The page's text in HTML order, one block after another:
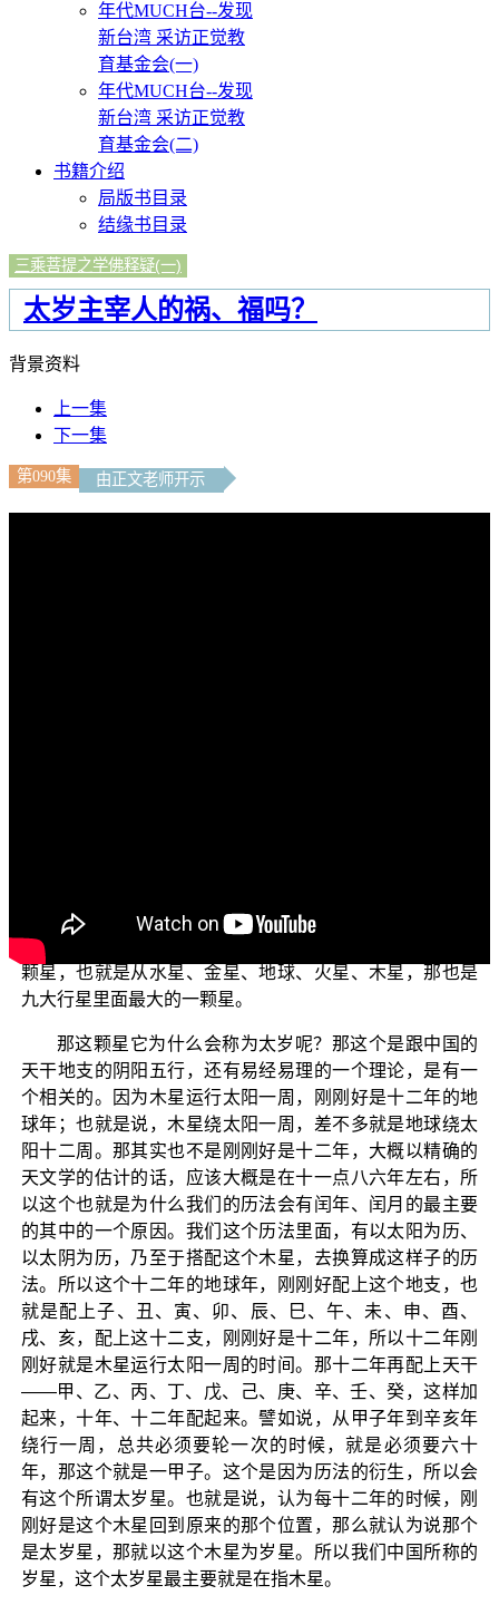
年代MUCH台--发现
新台湾 采访正觉教
育基金会(一)
年代MUCH台--发现
新台湾 采访正觉教
育基金会(二)
书籍介绍
局版书目录
结缘书目录
三乘菩提之学佛释疑(一)
太岁主宰人的祸、福吗？
背景资料
上一集
下一集
第090集 由正文老师开示
其实就是木星。太岁星这个木星，是我们九大行星里面的
其中的一颗星，那这一颗星是从我们太阳算起的话的第五
颗星，也就是从水星、金星、地球、火星、木星，那也是
九大行星里面最大的一颗星。
那这颗星它为什么会称为太岁呢？那这个是跟中国的
天干地支的阴阳五行，还有易经易理的一个理论，是有一
个相关的。因为木星运行太阳一周，刚刚好是十二年的地
球年；也就是说，木星绕太阳一周，差不多就是地球绕太
阳十二周。那其实也不是刚刚好是十二年，大概以精确的
天文学的估计的话，应该大概是在十一点八六年左右，所
以这个也就是为什么我们的历法会有闰年、闰月的最主要
的其中的一个原因。我们这个历法里面，有以太阳为历、
以太阴为历，乃至于搭配这个木星，去换算成这样子的历
法。所以这个十二年的地球年，刚刚好配上这个地支，也
就是配上子、丑、寅、卯、辰、巳、午、未、申、酉、
戌、亥，配上这十二支，刚刚好是十二年，所以十二年刚
刚好就是木星运行太阳一周的时间。那十二年再配上天干
——甲、乙、丙、丁、戊、己、庚、辛、壬、癸，这样加
起来，十年、十二年配起来。譬如说，从甲子年到辛亥年
绕行一周，总共必须要轮一次的时候，就是必须要六十
年，那这个就是一甲子。这个是因为历法的衍生，所以会
有这个所谓太岁星。也就是说，认为每十二年的时候，刚
刚好是这个木星回到原来的那个位置，那么就认为说那个
是太岁星，那就以这个木星为岁星。所以我们中国所称的
岁星，这个太岁星最主要就是在指木星。